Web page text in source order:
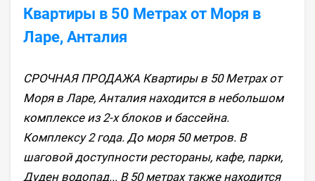
Квартиры в 50 Метрах от Моря в
Ларе, Анталия
СРОЧНАЯ ПРОДАЖА Квартиры в 50 Метрах от
Моря в Ларе, Анталия находится в небольшом
комплексе из 2-х блоков и бассейна.
Комплексу 2 года. До моря 50 метров. В
шаговой доступности рестораны, кафе, парки,
Дуден водопад... В 50 метрах также находится